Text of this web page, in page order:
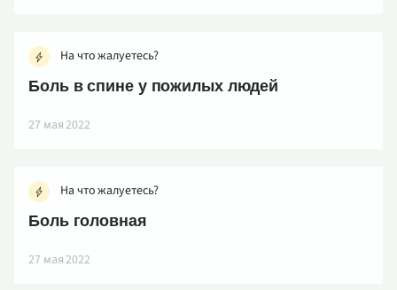
На что жалуетесь?
Боль в спине у пожилых людей
27 мая 2022
На что жалуетесь?
Боль головная
27 мая 2022